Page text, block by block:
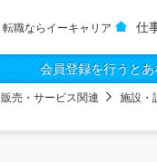
転職ならイーキャリア 仕
会員登録を行うと
販売・サービス関連 施設・